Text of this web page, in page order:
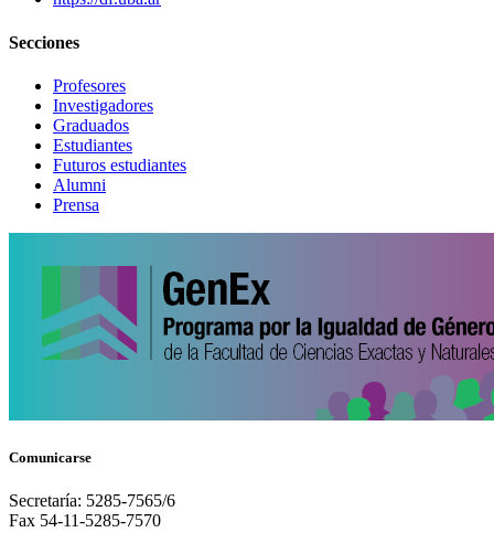
Secciones
Profesores
Investigadores
Graduados
Estudiantes
Futuros estudiantes
Alumni
Prensa
Comunicarse
Secretaría: 5285-7565/6
Fax 54-11-5285-7570